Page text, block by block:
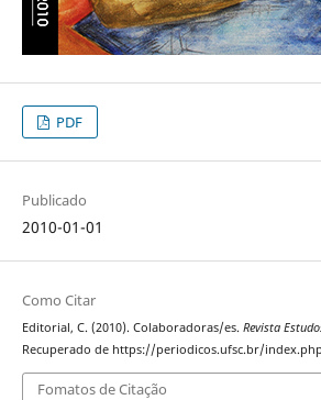
PDF
Publicado
2010-01-01
Como Citar
Editorial, C. (2010). Colaboradoras/es. Revista
Recuperado de https://periodicos.ufsc.br/
Fomatos de Citação